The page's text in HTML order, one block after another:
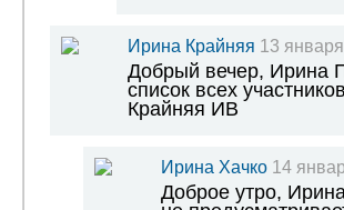
Ирина Крайняя 13
Добрый вечер, Ирина
список всех
Крайняя ИВ
Ирина Хачко 14
Доброе утро,